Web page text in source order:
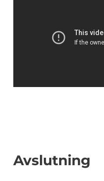
Avslutning